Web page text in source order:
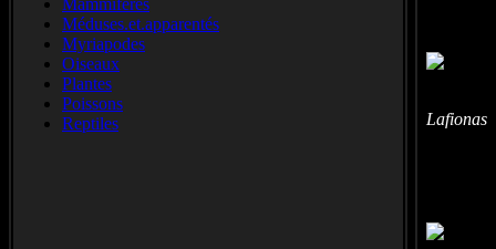
Mammiferes
Méduses.et.apparentés
Myriapodes
Oiseaux
Plantes
Poissons
Reptiles
Lafionas